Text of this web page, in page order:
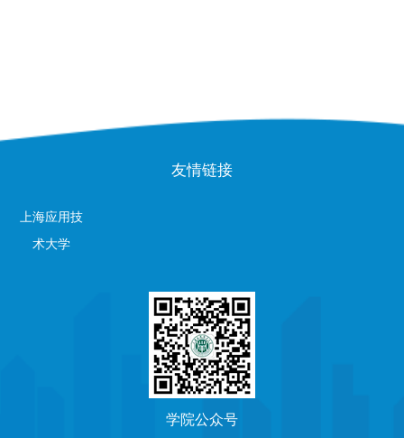
友情链接
上海应用技
术大学
学院公众号